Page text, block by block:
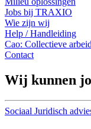
Jobs bij TRAXIO
Wie zijn wij
Help / Handleiding
Cao: Collectieve
Contact
Wij kunnen
Sociaal Juridisch